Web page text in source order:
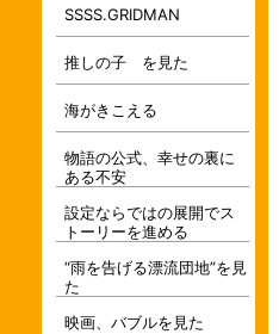
SSSS.GRIDMAN
推しの子 を見た
海がきこえる
物語の公式、幸せの裏に
ある不安
設定ならではの展開でス
トーリーを進める
“雨を告げる漂流団地”を見
た
映画、バブルを見た